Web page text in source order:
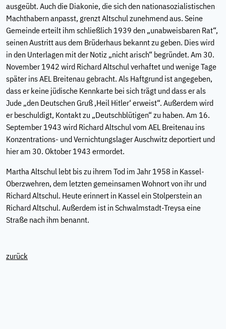
ausgeübt. Auch die Diakonie, die sich den nationasozialistischen
Machthabern anpasst, grenzt Altschul zunehmend aus. Seine
Gemeinde erteilt ihm schließlich 1939 den „unabweisbaren Rat“,
seinen Austritt aus dem Brüderhaus bekannt zu geben. Dies wird
in den Unterlagen mit der Notiz „nicht arisch“ begründet. Am 30.
November 1942 wird Richard Altschul verhaftet und wenige Tage
später ins AEL Breitenau gebracht. Als Haftgrund ist angegeben,
dass er keine jüdische Kennkarte bei sich trägt und dass er als
Jude „den Deutschen Gruß ‚Heil Hitler‘ erweist“. Außerdem wird
er beschuldigt, Kontakt zu „Deutschblütigen“ zu haben. Am 16.
September 1943 wird Richard Altschul vom AEL Breitenau ins
Konzentrations- und Vernichtungslager Auschwitz deportiert und
hier am 30. Oktober 1943 ermordet.
Martha Altschul lebt bis zu ihrem Tod im Jahr 1958 in Kassel-
Oberzwehren, dem letzten gemeinsamen Wohnort von ihr und
Richard Altschul. Heute erinnert in Kassel ein Stolperstein an
Richard Altschul. Außerdem ist in Schwalmstadt-Treysa eine
Straße nach ihm benannt.
zurück